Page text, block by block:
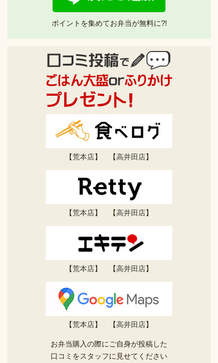
ポイントを集めてお弁当が無料に?!
【荒本店】 【高井田店】
【荒本店】 【高井田店】
【荒本店】 【高井田店】
【荒本店】 【高井田店】
お弁当購入の際にご自身が投稿した
口コミをスタッフに見せてください